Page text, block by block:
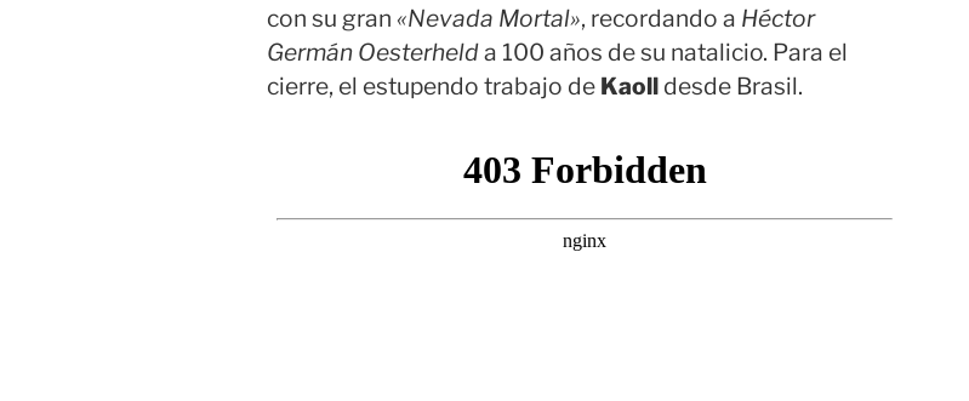
con su gran «Nevada Mortal», recordando a Héctor
Germán Oesterhelda 100 años de su natalicio. Para el
cierre, el estupendo trabajo de Kaoll desde Brasil.